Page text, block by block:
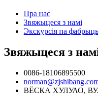
Пра нас
Звяжыцеся з намі
Экскурсія па
Звяжыцеся з
0086-18106895500
ВЁСКА ХУЛУАО,